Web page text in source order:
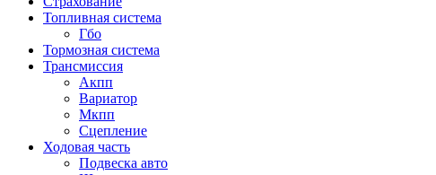
Топливная система
Гбо
Тормозная система
Трансмиссия
Акпп
Вариатор
Мкпп
Сцепление
Ходовая часть
Подвеска авто